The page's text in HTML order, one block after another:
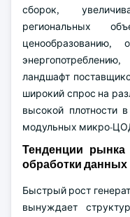
сборок,
региональных
ландшафт
широкий спрос на
высокой плотности
модульных микро-
Тенденции
обработки данных
Быстрый рост
вынуждает